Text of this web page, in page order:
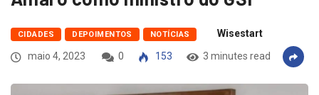
CIDADES DEPOIMENTOS NOTÍCIAS
Wisestart
maio 4, 2023
0 153 3 minutes read